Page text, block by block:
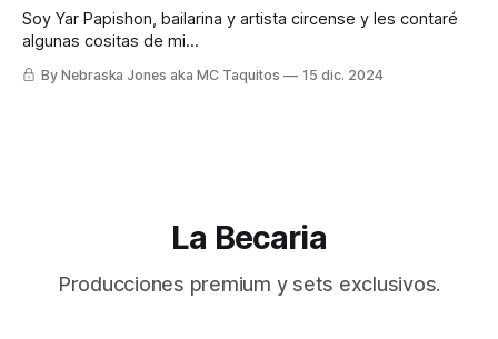
Soy Yar Papishon, bailarina y artista circense y les contaré
algunas cositas de mi...
By Nebraska Jones aka MC Taquitos 15 dic. 2024
La Becaria
Producciones premium y sets exclusivos.